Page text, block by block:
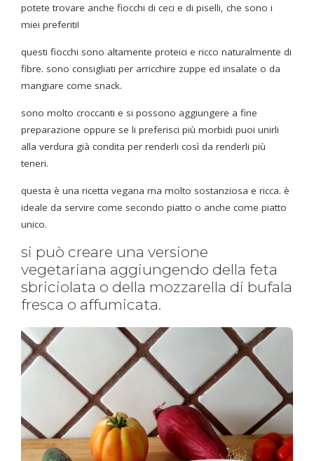
potete trovare anche fiocchi di ceci e di piselli, che sono i
miei preferiti!
questi fiocchi sono altamente proteici e ricco naturalmente di
fibre. sono consigliati per arricchire zuppe ed insalate o da
mangiare come snack.
sono molto croccanti e si possono aggiungere a fine
preparazione oppure se li preferisci più morbidi puoi unirli
alla verdura già condita per renderli così da renderli più
teneri.
questa è una ricetta vegana ma molto sostanziosa e ricca. è
ideale da servire come secondo piatto o anche come piatto
unico.
si può creare una versione
vegetariana aggiungendo della feta
sbriciolata o della mozzarella di bufala
fresca o affumicata.